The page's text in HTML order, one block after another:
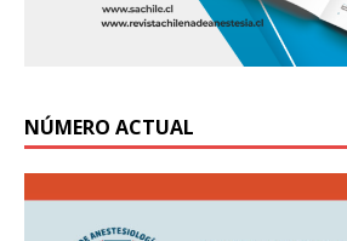
NÚMERO ACTUAL